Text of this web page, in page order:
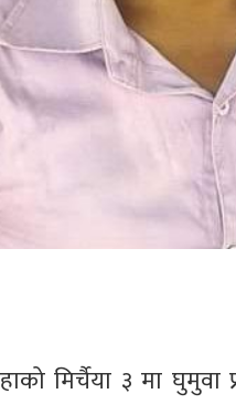
मिर्चैया ३ मा